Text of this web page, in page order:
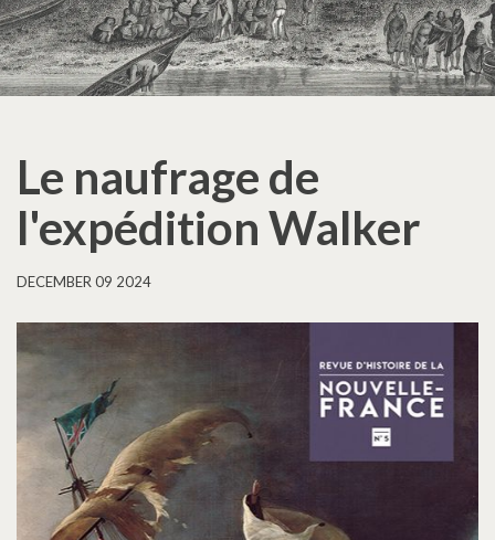
Le naufrage de
l'expédition Walker
DECEMBER 09 2024